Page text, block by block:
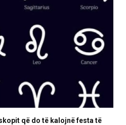
që do të kalojnë festa të